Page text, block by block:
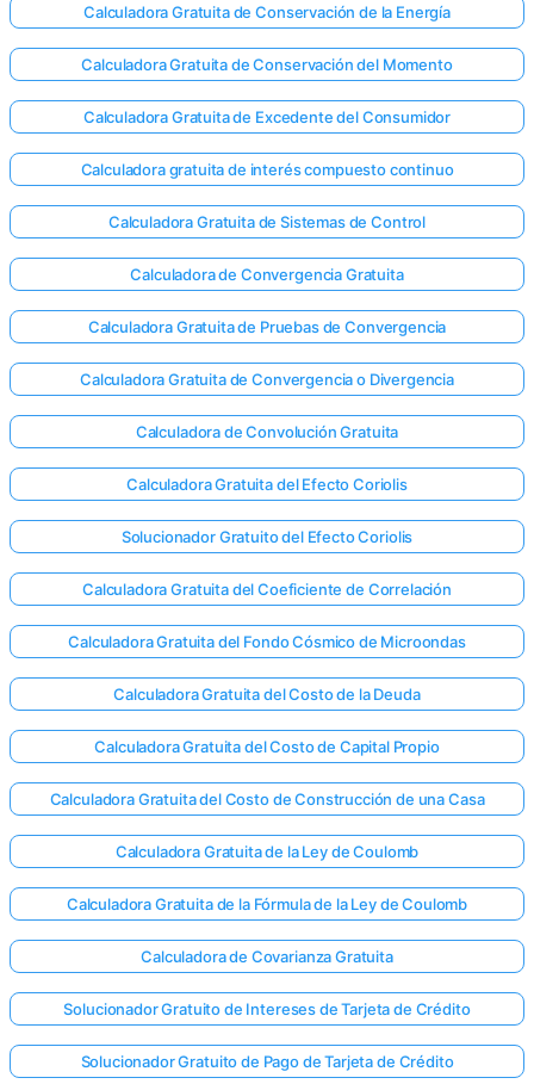
Calculadora Gratuita de Conservación de la Energía
Calculadora Gratuita de Conservación del Momento
Calculadora Gratuita de Excedente del Consumidor
Calculadora gratuita de interés compuesto continuo
Calculadora Gratuita de Sistemas de Control
Calculadora de Convergencia Gratuita
Calculadora Gratuita de Pruebas de Convergencia
Calculadora Gratuita de Convergencia o Divergencia
Calculadora de Convolución Gratuita
Calculadora Gratuita del Efecto Coriolis
Solucionador Gratuito del Efecto Coriolis
Calculadora Gratuita del Coeficiente de Correlación
Calculadora Gratuita del Fondo Cósmico de Microondas
Calculadora Gratuita del Costo de la Deuda
Calculadora Gratuita del Costo de Capital Propio
Calculadora Gratuita del Costo de Construcción de una Casa
Calculadora Gratuita de la Ley de Coulomb
Calculadora Gratuita de la Fórmula de la Ley de Coulomb
Calculadora de Covarianza Gratuita
Solucionador Gratuito de Intereses de Tarjeta de Crédito
Solucionador Gratuito de Pago de Tarjeta de Crédito